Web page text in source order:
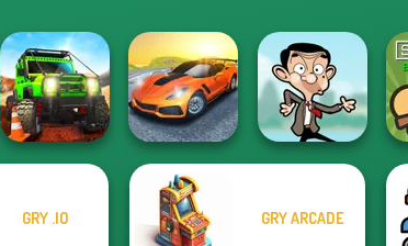
Madness Driver
Vertigo City
GRY .IO GRY ARCADE